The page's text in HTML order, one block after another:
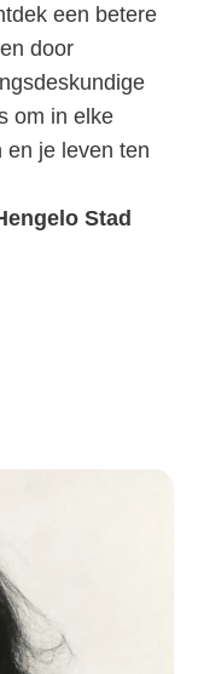
een betere
door
om in elke
en je leven ten
Stad